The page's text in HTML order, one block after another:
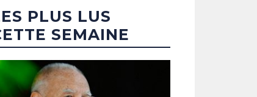
PLUS LUS
SEMAINE